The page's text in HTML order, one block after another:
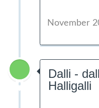
November
Dalli -
Halligalli